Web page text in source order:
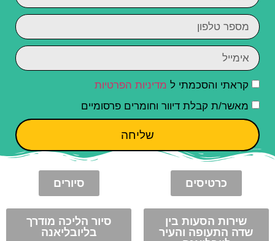
קראתי והסכמתי ל מדיניות הפרטיות
מאשר/ת קבלת דיוור וחומרים פרסומיים
שליחה
כרטיסים סיורים
שירות הסעות בין
שדה התעופה והעיר
סיור הליכה מודרך
בליובליאנה